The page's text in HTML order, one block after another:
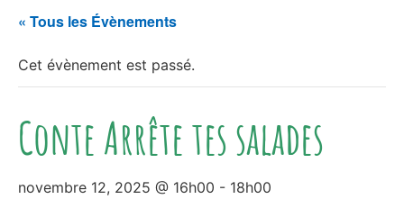
« Tous les Évènements
Cet évènement est passé.
Conte Arrête tes salades
novembre 12, 2025 @ 16h00 - 18h00